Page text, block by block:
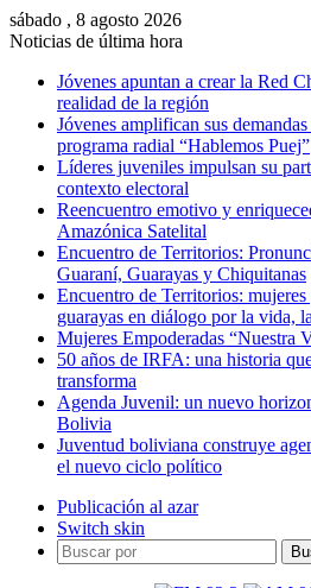
sábado , 8 agosto 2026
Noticias de última hora
Jóvenes apuntan a crear la Red
realidad de la región
Jóvenes amplifican sus
programa radial “Hablemos Puej”
Líderes juveniles impulsan su
contexto electoral
Reencuentro emotivo y
Amazónica Satelital
Encuentro de Territorios:
Guaraní, Guarayas y Chiquitanas
Encuentro de Territorios:
guarayas en diálogo por la vida,
Mujeres Empoderadas “Nuestra
50 años de IRFA: una historia
transforma
Agenda Juvenil: un nuevo
Bolivia
Juventud boliviana construye
el nuevo ciclo político
Publicación al azar
Switch skin